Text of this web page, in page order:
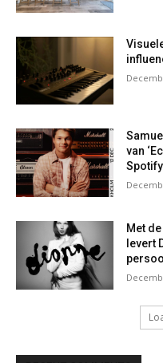
van
Met
levert